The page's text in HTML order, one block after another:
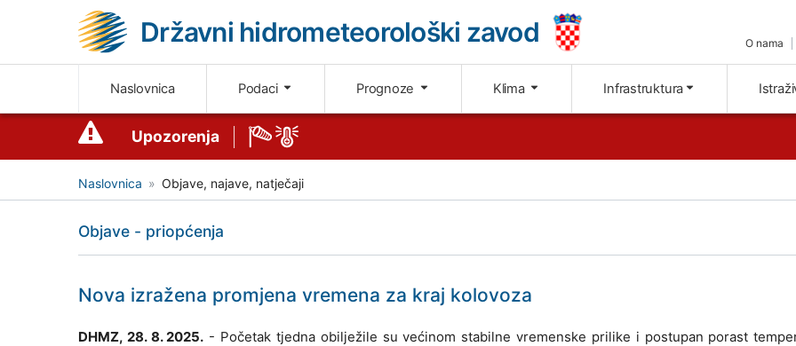
Državni hidrometeorološki zavod O nama
Naslovnica Podaci Prognoze Klima Infrastruktura
Upozorenja
Naslovnica Objave, najave, natječaji
Objave - priopćenja
Nova izražena promjena vremena za kraj kolovoza
DHMZ, 28. 8. 2025. - Početak tjedna obilježile su većinom stabilne vremenske prilike i postupan porast